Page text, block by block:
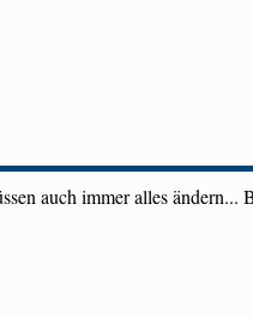
auch immer alles ändern...